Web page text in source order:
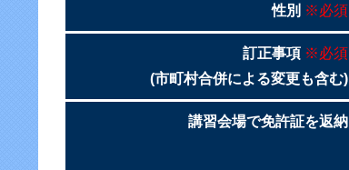
性別 ※必須
訂正事項 ※必須
(市町村合併による変更も含む)
講習会場で免許証を返納